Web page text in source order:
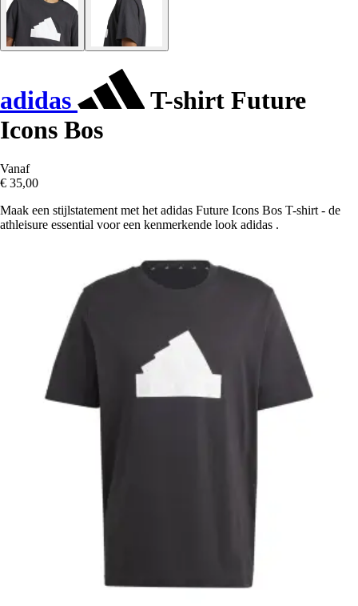
adidas
T-shirt Future
Icons Bos
Vanaf
€ 35,00
Maak een stijlstatement met het adidas Future Icons Bos T-shirt - de
athleisure essential voor een kenmerkende look adidas .